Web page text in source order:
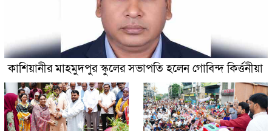
কাশিয়ানীর মাহমুদপুর স্কুলের সভাপতি হলেন গোবিন্দ কির্ত্তনীয়া